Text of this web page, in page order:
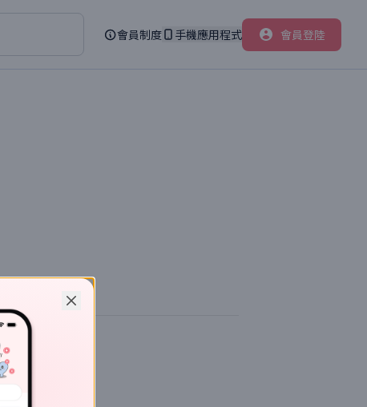
會員制度 手機應用程式 會員登陸